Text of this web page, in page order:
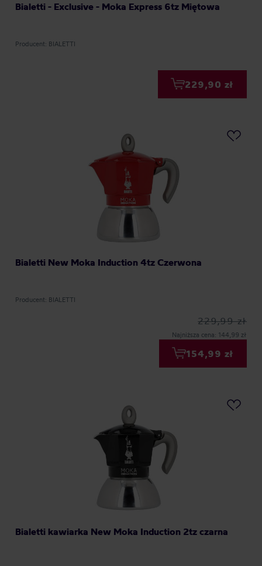
Bialetti - Exclusive - Moka Express 6tz Miętowa
Producent: BIALETTI
229,90 zł
Bialetti New Moka Induction 4tz Czerwona
Producent: BIALETTI
229,99 zł
Najniższa cena: 144,99 zł
154,99 zł
Bialetti kawiarka New Moka Induction 2tz czarna